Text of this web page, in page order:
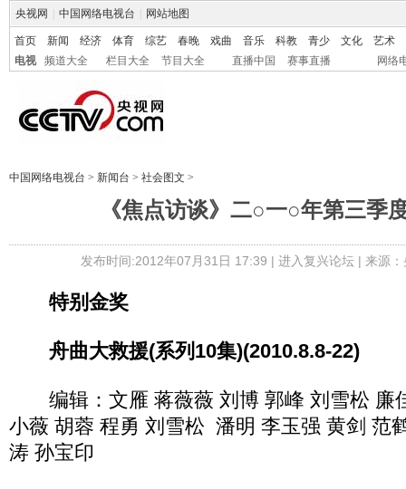
央视网 中国网络电视台 网站地图
首页 新闻 经济 体育 综艺 春晚 戏曲 音乐 科教 青少 文化
艺术
电视
频道大全 栏目大全 节目大全 直播中国 赛事直播 网络
中国网络电视台 > 新闻台 > 社会图文 >
《焦点访谈》二○一○年第三季
发布时间:2012年07月31日 17:39 | 进入复兴论坛| 来源
特别金奖
舟曲大救援(系列10集)(2010.8.8-22)
编辑：文雁 蒋薇薇 刘博 郭峰 刘雪松 廉
小薇 胡蓉 程勇 刘雪松 潘明 李玉强 黄剑 范
涛 孙宝印